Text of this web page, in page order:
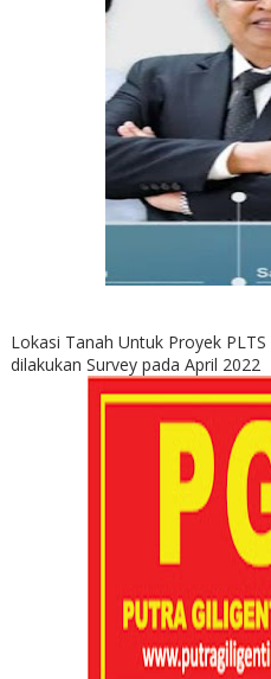
Lokasi Tanah Untuk Proyek
dilakukan Survey pada April 2022